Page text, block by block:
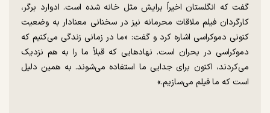
گفت که انگلستان اخیراً برایش مثل خانه شده است. ادوارد برگر،
کارگردان فیلم ملاقات محرمانه نیز در سخنانی معنادار به وضعیت
کنونی دموکراسی اشاره کرد و گفت: «ما در زمانی زندگی می‌کنیم که
دموکراسی در بحران است. نهادهایی که قبلاً ما را به هم نزدیک
می‌کردند، اکنون برای جدایی ما استفاده می‌شوند. به همین دلیل
است که ما فیلم می‌سازیم.»